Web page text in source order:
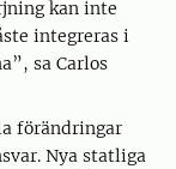
kan inte
integreras i
sa Carlos
förändringar
Nya statliga